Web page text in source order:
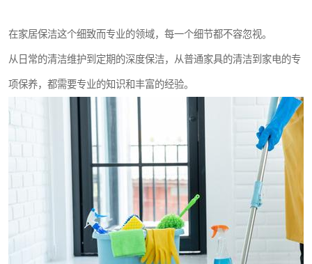
在家居保洁这个细致而专业的领域，每一个细节都不容忽视。
从日常的清洁维护到定期的深度保洁，从普通家具的清洁到家电的专
项保养，都需要专业的知识和丰富的经验。